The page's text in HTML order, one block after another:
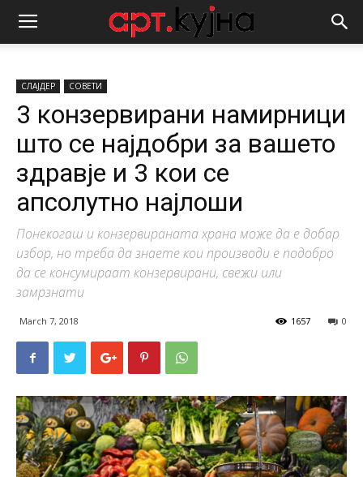
СЛАЈДЕР СОВЕТИ
3 конзервирани намирници
што се најдобри за вашето
здравје и 3 кои се
апсолутно најлоши
Понекогаш и конзервираната храна може да е добар
избор, но треба да знаете кои производи е подобро
да се консумираат конзервирани, свежи или
замрзнати
March 7, 2018 0
1657